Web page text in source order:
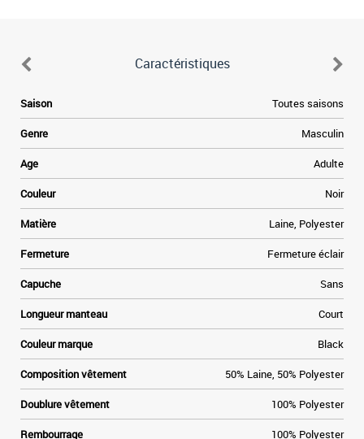
Caractéristiques
Saison Toutes saisons
Genre Masculin
Age Adulte
Couleur Noir
Matière Laine, Polyester
Fermeture Fermeture éclair
Capuche Sans
Longueur manteau Court
Couleur marque Black
Composition vêtement 50% Laine, 50% Polyester
Doublure vêtement 100% Polyester
Rembourrage 100% Polyester